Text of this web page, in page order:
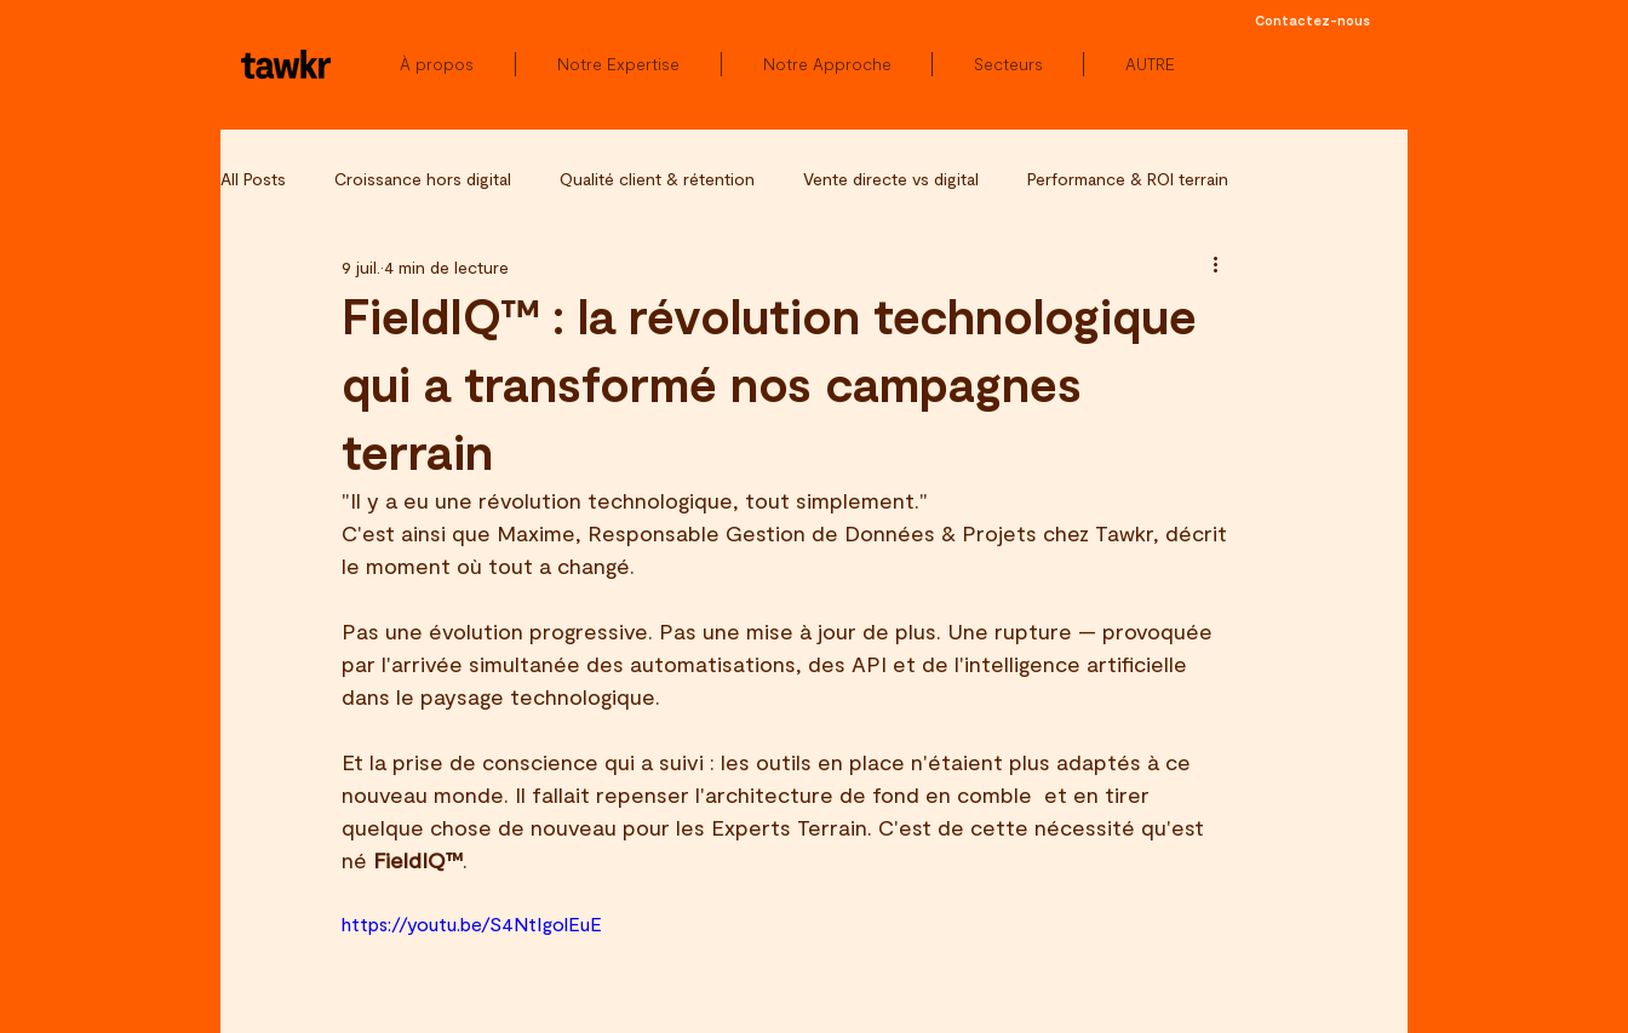
À propos Notre Expertise Notre Approche Secteurs AUTRE
Contactez-nous
All Posts Croissance hors digital Qualité client & rétention Vente directe vs digital Performance & ROI terrain
Data & intelligence terrain
FieldIQ™ : la révolution technologique
qui a transformé nos campagnes
terrain
9 juil. 4 min de lecture
"Il y a eu une révolution technologique, tout simplement."
C'est ainsi que Maxime, Responsable Gestion de Données & Projets chez Tawkr, décrit
le moment où tout a changé.
Pas une évolution progressive. Pas une mise à jour de plus. Une rupture — provoquée
par l'arrivée simultanée des automatisations, des API et de l'intelligence artificielle
dans le paysage technologique.
Et la prise de conscience qui a suivi : les outils en place n'étaient plus adaptés à ce
nouveau monde. Il fallait repenser l'architecture de fond en comble  et en tirer
quelque chose de nouveau pour les Experts Terrain. C'est de cette nécessité qu'est
né FieldIQ™.
https://youtu.be/S4NtIgolEuE